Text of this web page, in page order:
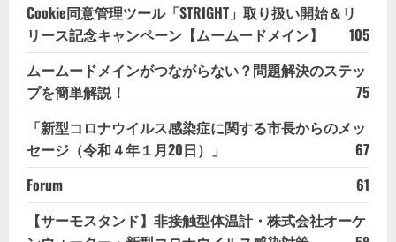
Cookie同意管理ツール「STRIGHT」取り扱い開始＆リ
リース記念キャンペーン【ムームードメイン】
105
ムームードメインがつながらない？問題解決のステッ
プを簡単解説！
75
「新型コロナウイルス感染症に関する市長からのメッ
セージ（令和４年１月20日）」
67
Forum
61
【サーモスタンド】非接触型体温計・株式会社オーケ